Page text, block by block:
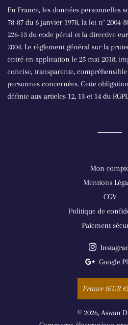
En France, les données personnelles
78-87 du 6 janvier 1978, la loi n° 2004-
226-13 du code pénal et la directive
2004. Le règlement général sur la
entré en application le 25 mai 2018,
concise, transparente,
personnes concernées. Cette
définie aux articles 12, 13 et 14 du
Mon
Mentions
CGV
Politique de
Paiement
Google
Pays/
France (EUR €)
© 2026, Aswan